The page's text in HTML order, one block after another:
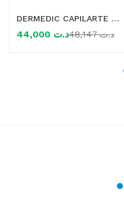
DERMEDIC CAPILARTE SHAMPOOING ANTI PELLICULAIRE 300 ML
د.ت د.ت48,147